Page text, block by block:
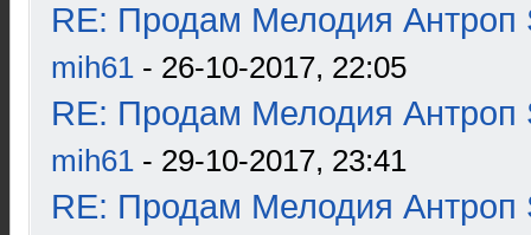
RE: Продам Мелодия Антроп
mih61 - 26-10-2017, 22:05
RE: Продам Мелодия Антроп
mih61 - 29-10-2017, 23:41
RE: Продам Мелодия Антроп